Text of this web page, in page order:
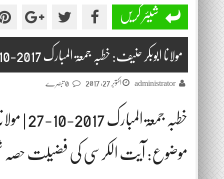
شیئر کریں
مولانا ابوبکر حنیف: خطبہ جمعۃ المبارک 2017-10-27
administrator اکتوبر 27, 2017
خطبہ جمعۃ المبارک 2017-10-27 | مولانا ابوبکر حنیف
موضوع: آیت الکرسی کی فضیلت حصہ